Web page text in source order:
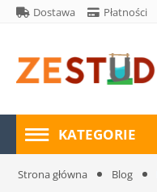
Dostawa Płatności
KATEGORIE
Strona główna Blog